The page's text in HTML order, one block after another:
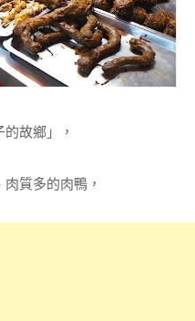
故鄉」，
質多的肉鴨，